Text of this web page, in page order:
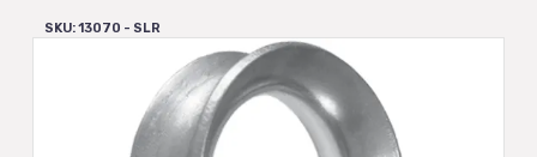
SKU: 13070 - SLR